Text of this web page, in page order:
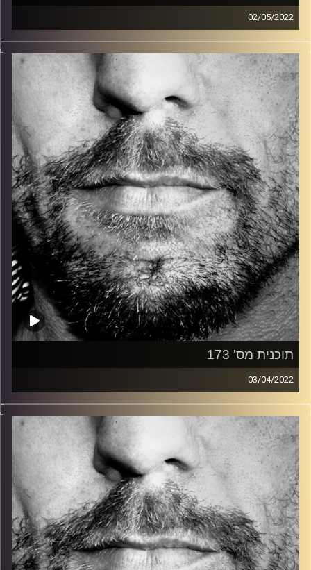
02/05/2022
זיפים, מוזיקה מחוספסת של הופעות חיות. הרבה ג'אם, רוק,
בלוז, bluegrass, ג'אז, Fאנק, פרוגרסיב ואפילו אלקטרוניקה.
כל מה שחי, אמיתי ונושם.
עם שמוליק רגב.
קרדיט תמונות: David Goehring
תוכנית מס' 173
03/04/2022
זיפים, מוזיקה מחוספסת של הופעות חיות. הרבה ג'אם, רוק,
בלוז, bluegrass, ג'אז, Fאנק, פרוגרסיב ואפילו אלקטרוניקה.
כל מה שחי, אמיתי ונושם.
עם שמוליק רגב.
קרדיט תמונות: David Goehring